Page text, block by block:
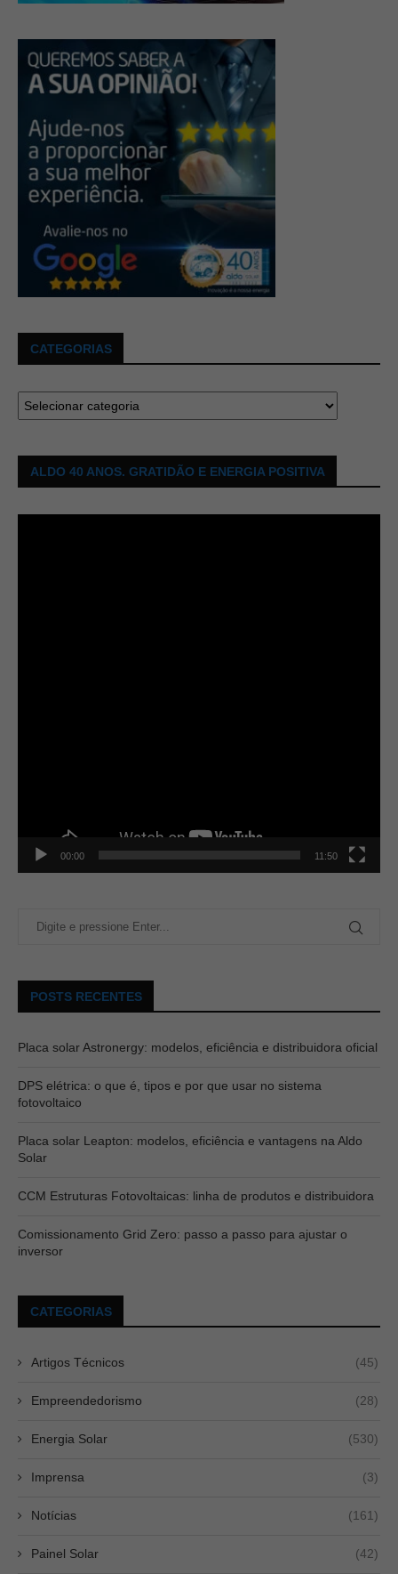
CATEGORIAS
ALDO 40 ANOS. GRATIDÃO E ENERGIA POSITIVA
00:00 11:50
POSTS RECENTES
Placa solar Astronergy: modelos, eficiência e distribuidora oficial
DPS elétrica: o que é, tipos e por que usar no sistema
fotovoltaico
Placa solar Leapton: modelos, eficiência e vantagens na Aldo
Solar
CCM Estruturas Fotovoltaicas: linha de produtos e distribuidora
Comissionamento Grid Zero: passo a passo para ajustar o
inversor
CATEGORIAS
Artigos Técnicos (45)
Empreendedorismo (28)
Energia Solar (530)
Imprensa (3)
Notícias (161)
Painel Solar (42)